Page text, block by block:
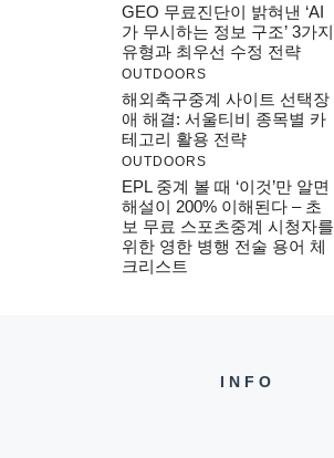
GEO 무료진단이 밝혀낸 ‘AI
가 무시하는 정보 구조’ 3가지
유형과 최우선 수정 전략
OUTDOORS
해외축구중계 사이트 선택장
애 해결: 서울티비 종목별 카
테고리 활용 전략
OUTDOORS
EPL 중계 볼 때 ‘이것’만 알면
해설이 200% 이해된다 – 초
보 무료 스포츠중계 시청자를
위한 영한 병행 전술 용어 체
크리스트
INFO